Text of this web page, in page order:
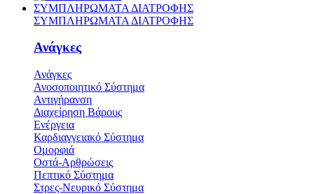
ΣΥΜΠΛΗΡΩΜΑΤΑ ΔΙΑΤΡΟΦΗΣ
ΣΥΜΠΛΗΡΩΜΑΤΑ ΔΙΑΤΡΟΦΗΣ
Ανάγκες
Ανάγκες
Ανοσοποιητικό Σύστημα
Αντιγήρανση
Διαχείρηση Βάρους
Ενέργεια
Καρδιαγγειακό Σύστημα
Ομορφιά
Οστά-Αρθρώσεις
Πεπτικό Σύστημα
Στρες-Νευρικό Σύστημα